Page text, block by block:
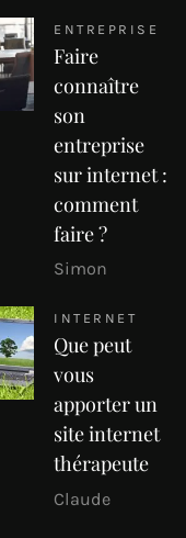
ENTREPRISE
Faire
connaître
son
entreprise
sur internet :
comment
faire ?
Simon
INTERNET
Que peut
vous
apporter un
site internet
thérapeute
Claude